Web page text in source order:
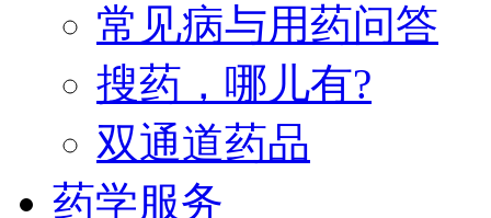
常见病与用药问答
搜药，哪儿有?
双通道药品
药学服务